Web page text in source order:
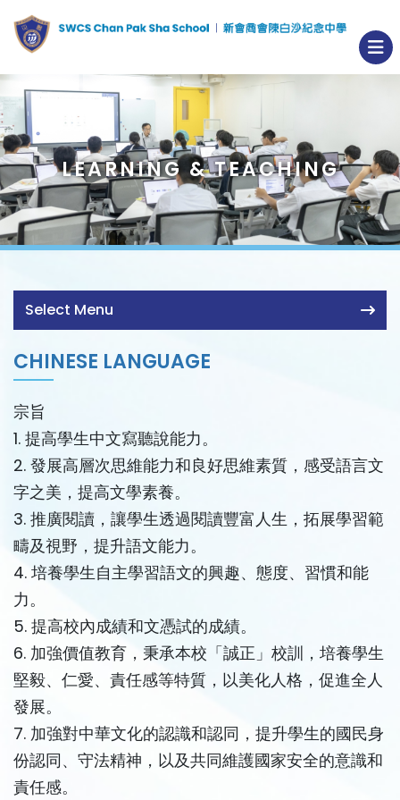
LEARNING & TEACHING
Select Menu
CHINESE LANGUAGE
宗旨
1. 提高學生中文寫聽說能力。
2. 發展高層次思維能力和良好思維素質，感受語言文
字之美，提高文學素養。
3. 推廣閱讀，讓學生透過閱讀豐富人生，拓展學習範
疇及視野，提升語文能力。
4. 培養學生自主學習語文的興趣、態度、習慣和能
力。
5. 提高校內成績和文憑試的成績。
6. 加強價值教育，秉承本校「誠正」校訓，培養學生
堅毅、仁愛、責任感等特質，以美化人格，促進全人
發展。
7. 加強對中華文化的認識和認同，提升學生的國民身
份認同、守法精神，以及共同維護國家安全的意識和
責任感。